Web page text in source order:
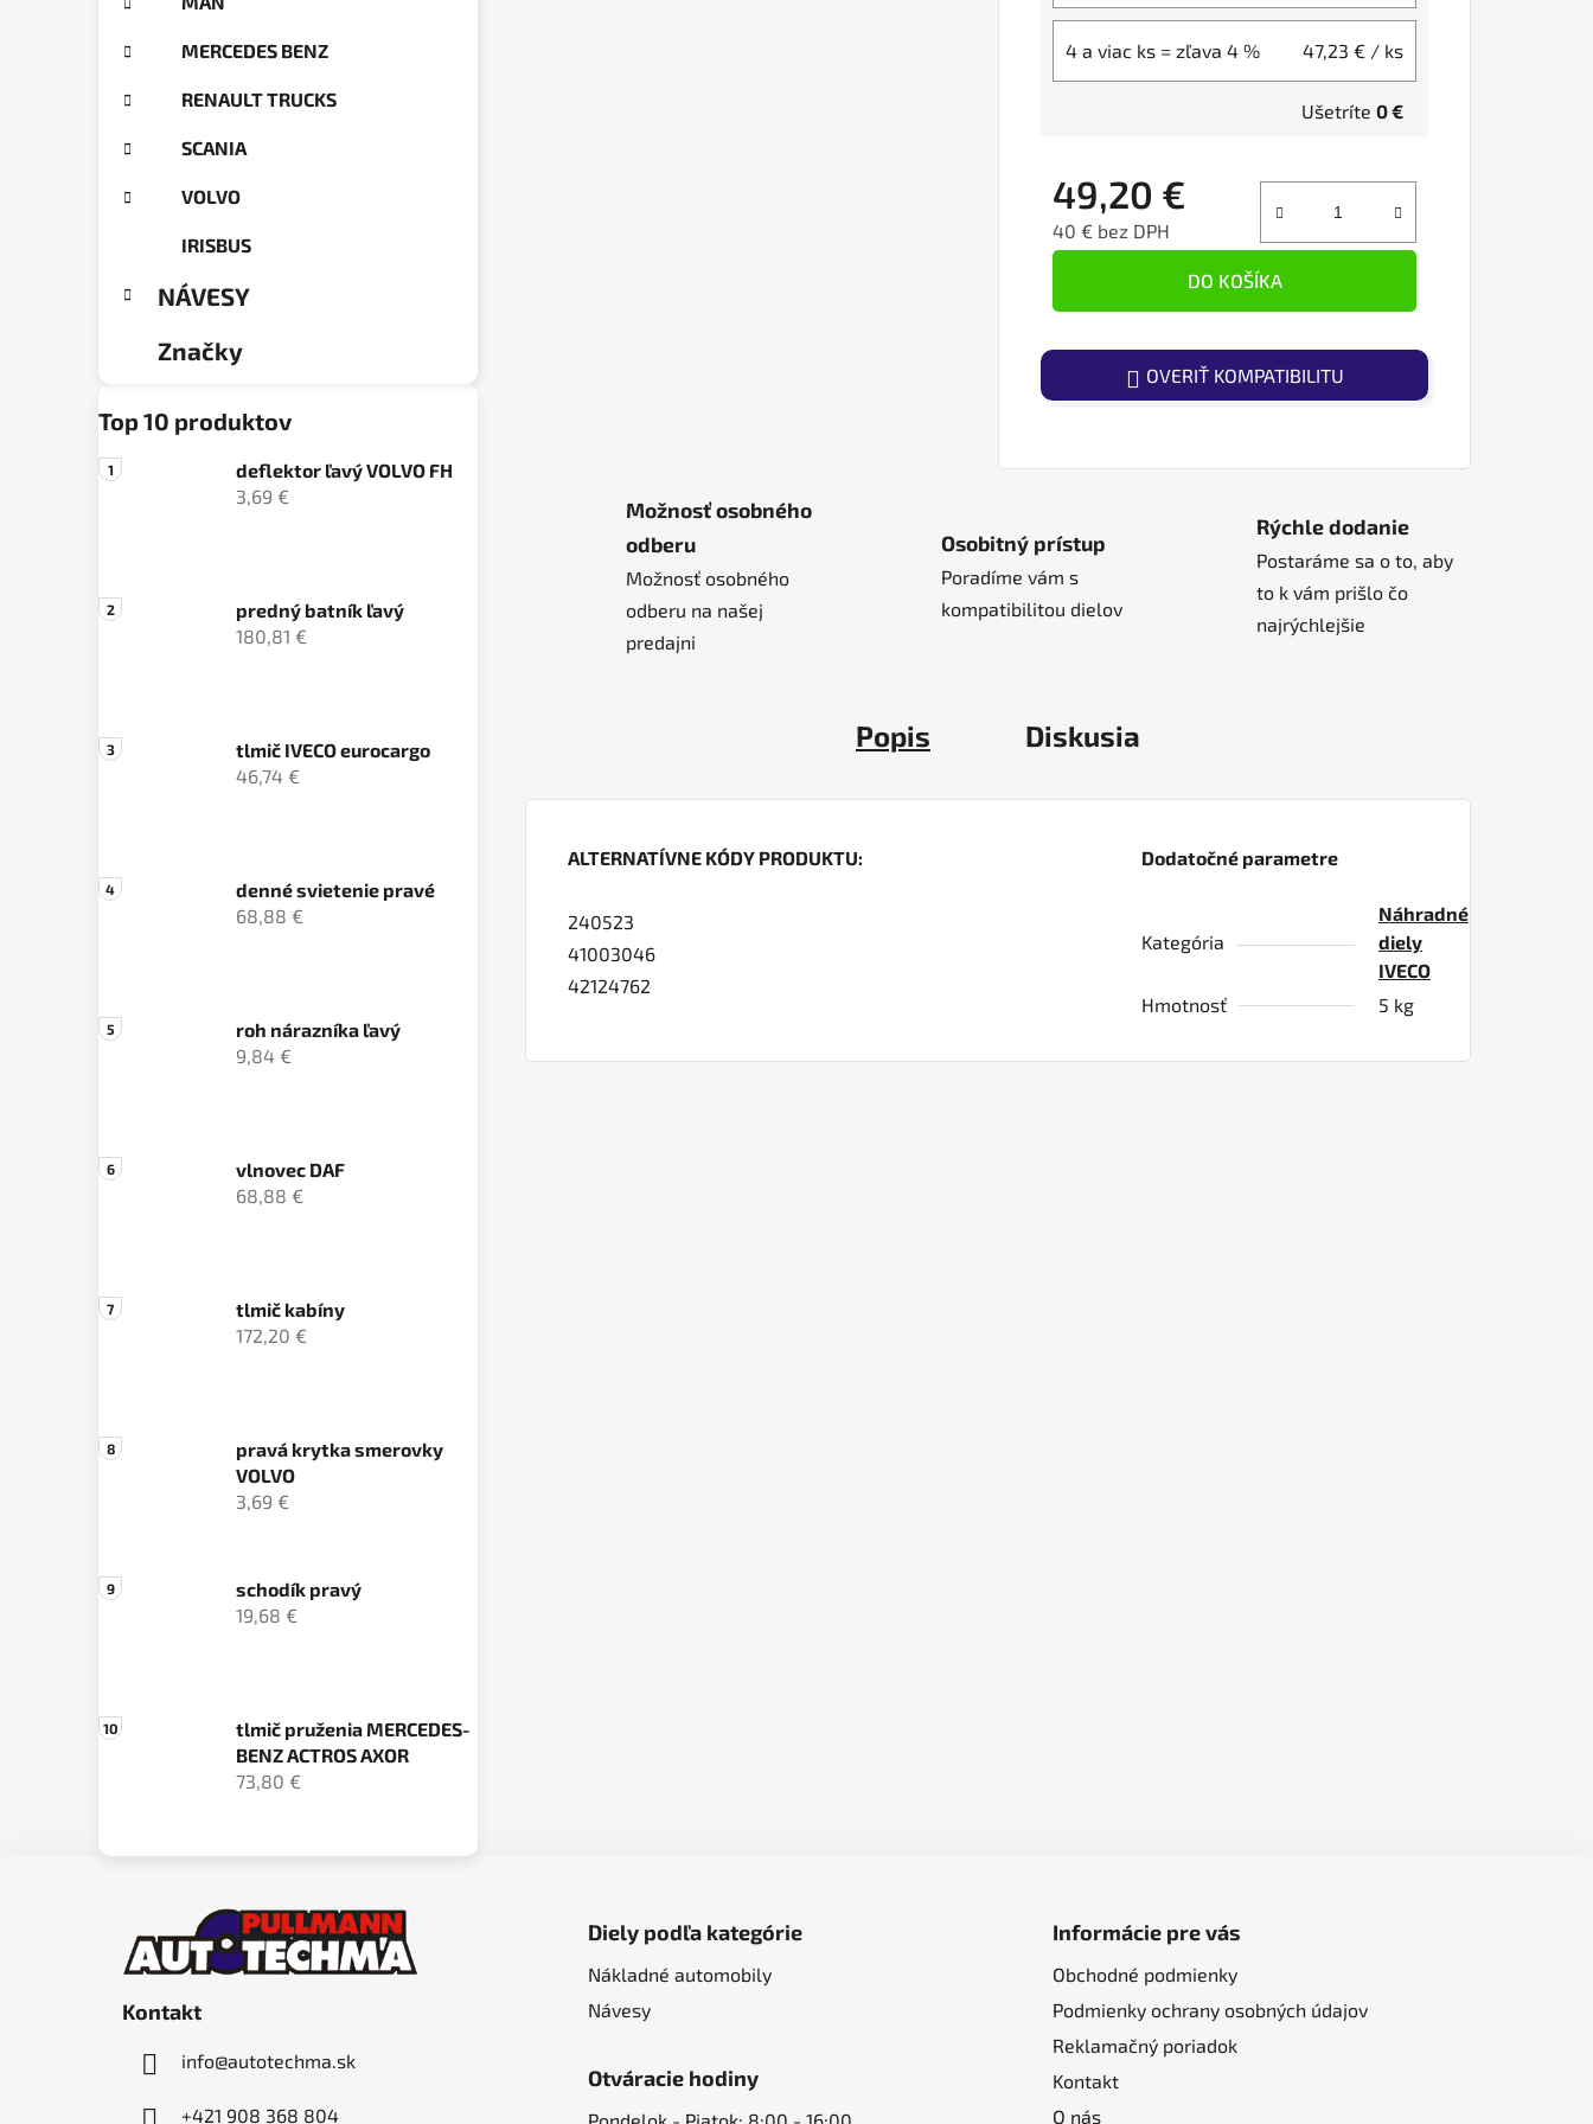
MERCEDES BENZ
RENAULT TRUCKS
SCANIA
VOLVO
IRISBUS
NÁVESY
Značky
Top 10 produktov
deflektor ľavý VOLVO FH
3,69 €
predný batník ľavý
180,81 €
tlmič IVECO eurocargo
46,74 €
denné svietenie pravé
68,88 €
roh nárazníka ľavý
9,84 €
vlnovec DAF
68,88 €
tlmič kabíny
172,20 €
pravá krytka smerovky
VOLVO
3,69 €
schodík pravý
19,68 €
tlmič pruženia MERCEDES-
BENZ ACTROS AXOR
73,80 €
4 a viac ks = zľava 4 % 47,23 € / ks
Ušetríte 0 €
49,20 €
40 € bez DPH
DO KOŠÍKA
OVERIŤ KOMPATIBILITU
Možnosť osobného
odberu
Možnosť osobného
odberu na našej
predajni
Osobitný prístup
Poradíme vám s
kompatibilitou dielov
Rýchle dodanie
Postaráme sa o to, aby
to k vám prišlo čo
najrýchlejšie
Popis Diskusia
ALTERNATÍVNE KÓDY PRODUKTU:
240523
41003046
42124762
Dodatočné parametre
Kategória
Náhradné
diely
IVECO
Hmotnosť
5 kg
Kontakt
info@autotechma.sk
+421 908 368 804
Diely podľa kategórie
Nákladné automobily
Návesy
Otváracie hodiny
Pondelok - Piatok: 8:00 - 16:00
Informácie pre vás
Obchodné podmienky
Podmienky ochrany osobných údajov
Reklamačný poriadok
Kontakt
O nás